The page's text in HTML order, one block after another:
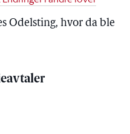
Odelsting, hvor da ble